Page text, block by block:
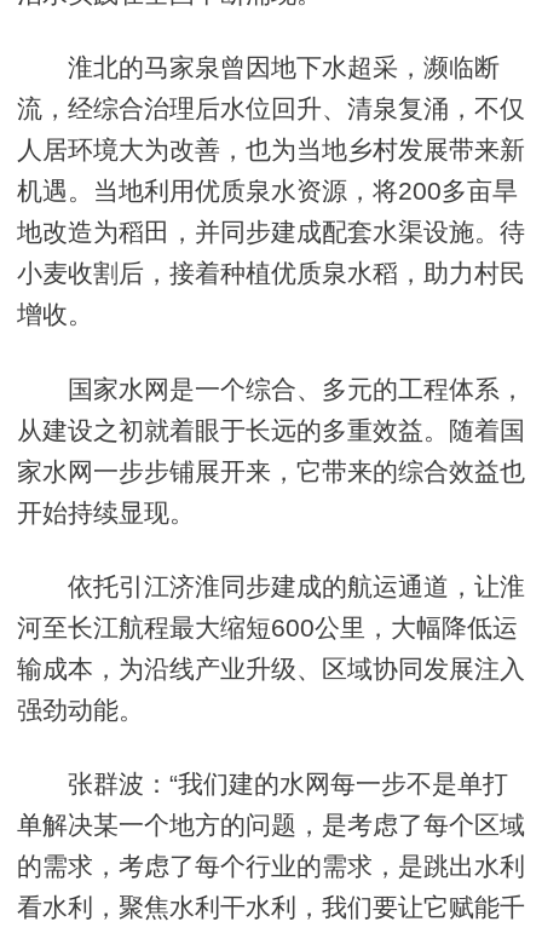
淮北的马家泉曾因地下水超采，濒临断
流，经综合治理后水位回升、清泉复涌，不仅
人居环境大为改善，也为当地乡村发展带来新
机遇。当地利用优质泉水资源，将200多亩旱
地改造为稻田，并同步建成配套水渠设施。待
小麦收割后，接着种植优质泉水稻，助力村民
增收。
国家水网是一个综合、多元的工程体系，
从建设之初就着眼于长远的多重效益。随着国
家水网一步步铺展开来，它带来的综合效益也
开始持续显现。
依托引江济淮同步建成的航运通道，让淮
河至长江航程最大缩短600公里，大幅降低运
输成本，为沿线产业升级、区域协同发展注入
强劲动能。
张群波：“我们建的水网每一步不是单打
单解决某一个地方的问题，是考虑了每个区域
的需求，考虑了每个行业的需求，是跳出水利
看水利，聚焦水利干水利，我们要让它赋能千